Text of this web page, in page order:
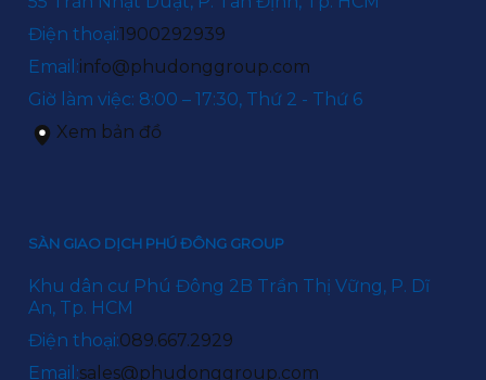
Điện thoại:1900292939
Email:info@phudonggroup.com
Giờ làm việc: 8:00 – 17:30, Thứ 2 - Thứ 6
Xem bản đồ
SÀN GIAO DỊCH PHÚ ĐÔNG GROUP
Khu dân cư Phú Đông 2B Trần Thị Vững, P. Dĩ
An, Tp. HCM
Điện thoại:089.667.2929
Email:sales@phudonggroup.com